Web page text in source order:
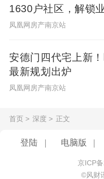
以山姆会员店为例
多个国家的直采网
本，让商品具备品
姆会员店的自有品
品品类中占比超
1630户社区，解锁
群新样本
凤凰网房产南京站
安德门四代宅上新
最新规划出炉
凤凰网房产南京站
首页 > 深度 > 正文
登陆 电脑版
京ICP
©风财